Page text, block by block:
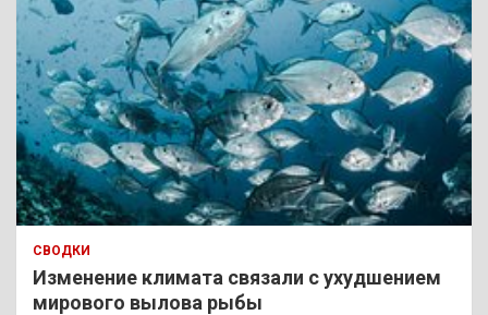
СВОДКИ
Изменение климата связали с ухудшением
мирового вылова рыбы